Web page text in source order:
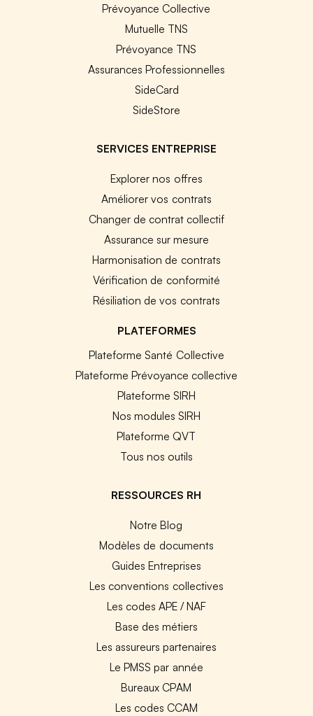
Prévoyance Collective
Mutuelle TNS
Prévoyance TNS
Assurances Professionnelles
SideCard
SideStore
SERVICES ENTREPRISE
Explorer nos offres
Améliorer vos contrats
Changer de contrat collectif
Assurance sur mesure
Harmonisation de contrats
Vérification de conformité
Résiliation de vos contrats
PLATEFORMES
Plateforme Santé Collective
Plateforme Prévoyance collective
Plateforme SIRH
Nos modules SIRH
Plateforme QVT
Tous nos outils
RESSOURCES RH
Notre Blog
Modèles de documents
Guides Entreprises
Les conventions collectives
Les codes APE / NAF
Base des métiers
Les assureurs partenaires
Le PMSS par année
Bureaux CPAM
Les codes CCAM